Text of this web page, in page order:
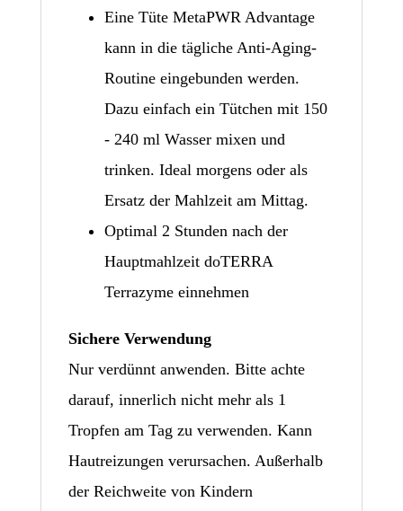
Eine Tüte MetaPWR Advantage
kann in die tägliche Anti-Aging-
Routine eingebunden werden.
Dazu einfach ein Tütchen mit 150
- 240 ml Wasser mixen und
trinken. Ideal morgens oder als
Ersatz der Mahlzeit am Mittag.
Optimal 2 Stunden nach der
Hauptmahlzeit doTERRA
Terrazyme einnehmen
Sichere Verwendung
Nur verdünnt anwenden. Bitte achte
darauf, innerlich nicht mehr als 1
Tropfen am Tag zu verwenden. Kann
Hautreizungen verursachen. Außerhalb
der Reichweite von Kindern